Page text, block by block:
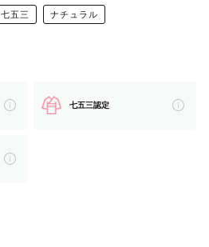
でも大丈夫𓈒 🫧
に楽しく撮影を進めさせていただ
任せくださいね！
七五三 ナチュラル
七五三認定